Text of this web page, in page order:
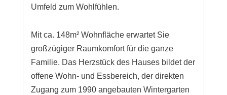
Umfeld zum Wohlfühlen.
Mit ca. 148m² Wohnfläche erwartet Sie
großzügiger Raumkomfort für die ganze
Familie. Das Herzstück des Hauses bildet der
offene Wohn- und Essbereich, der direkten
Zugang zum 1990 angebauten Wintergarten